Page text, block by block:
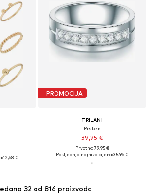
12,68 €
PROMOCIJA
TRILANI
Prsten
39,95 €
Prvotno: 79,95 €
Posljednja najniža cijena:35,96 €
32 od 816 proizvoda